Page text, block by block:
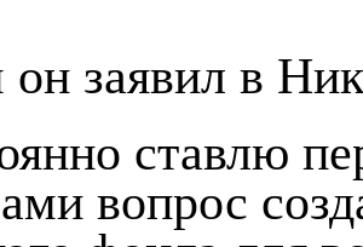
заявил в
ставлю
вопрос